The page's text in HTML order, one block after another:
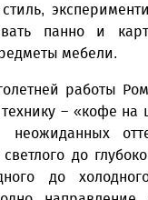
панно и
мебели.
работы
– «кофе
неожиданных
до
до